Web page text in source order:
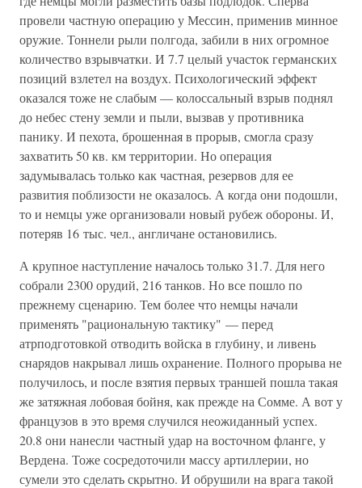
провели частную операцию у Мессин, применив минное
оружие. Тоннели рыли полгода, забили в них огромное
количество взрывчатки. И 7.7 целый участок германских
позиций взлетел на воздух. Психологический эффект
оказался тоже не слабым — колоссальный взрыв поднял
до небес стену земли и пыли, вызвав у противника
панику. И пехота, брошенная в прорыв, смогла сразу
захватить 50 кв. км территории. Но операция
задумывалась только как частная, резервов для ее
развития поблизости не оказалось. А когда они подошли,
то и немцы уже организовали новый рубеж обороны. И,
потеряв 16 тыс. чел., англичане остановились.
А крупное наступление началось только 31.7. Для него
собрали 2300 орудий, 216 танков. Но все пошло по
прежнему сценарию. Тем более что немцы начали
применять "рациональную тактику" — перед
атрподготовкой отводить войска в глубину, и ливень
снарядов накрывал лишь охранение. Полного прорыва не
получилось, и после взятия первых траншей пошла такая
же затяжная лобовая бойня, как прежде на Сомме. А вот у
французов в это время случился неожиданный успех.
20.8 они нанесли частный удар на восточном фланге, у
Вердена. Тоже сосредоточили массу артиллерии, но
сумели это сделать скрытно. И обрушили на врага такой